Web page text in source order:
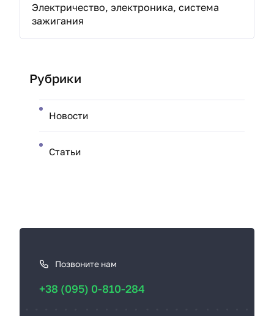
Электричество, электроника, система
зажигания
Рубрики
Новости
Статьи
Позвоните нам
+38 (095) 0-810-284